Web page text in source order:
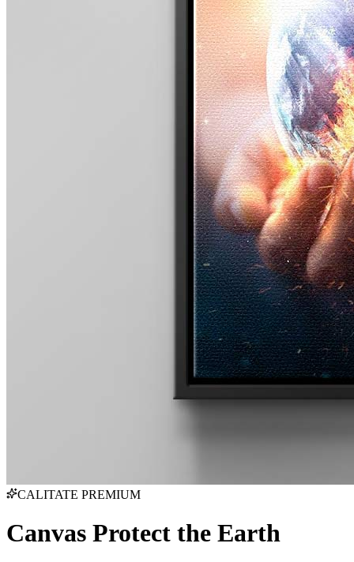
CALITATE PREMIUM
Canvas Protect the Earth